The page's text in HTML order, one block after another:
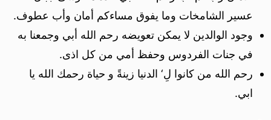
عسير الشامخات وما يفوق مساءكم أمان وأب عطوف.
وجود الوالدين لا يمكن تعويضه رحم الله أبي وجمعنا به
في جنات الفردوس وحفظ أمي من كل اذى.
رحم الله من كانوا لِ‘ الدنيا زينةً و حياة رحمك الله يا
ابي.